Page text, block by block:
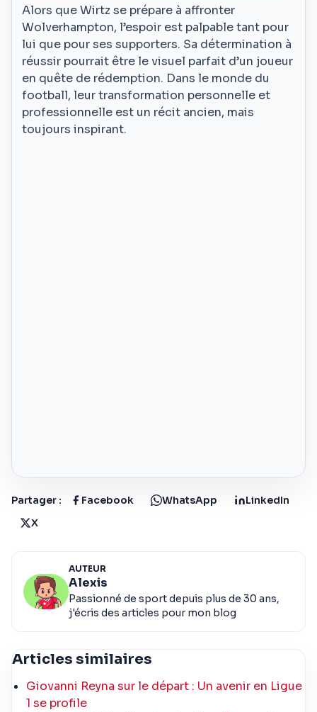
Alors que Wirtz se prépare à affronter
Wolverhampton, l’espoir est palpable tant pour
lui que pour ses supporters. Sa détermination à
réussir pourrait être le visuel parfait d’un joueur
en quête de rédemption. Dans le monde du
football, leur transformation personnelle et
professionnelle est un récit ancien, mais
toujours inspirant.
Partager : Facebook WhatsApp
LinkedIn
X
AUTEUR
Alexis
Passionné de sport depuis plus de 30 ans,
j'écris des articles pour mon blog
Articles similaires
Giovanni Reyna sur le départ : Un avenir en Ligue
1 se profile